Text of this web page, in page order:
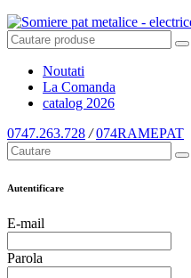
Noutati
La Comanda
catalog 2026
0747.263.728 / 074RAMEPAT
Autentificare
E-mail
Parola